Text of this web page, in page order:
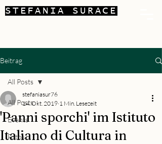
STEFANIA SURACE
Beitrag
All Posts
Events
Fotos
All Posts
'Panni sporchi' im Istituto
Italiano di Cultura in
stefaniasur76
14. Okt. 2019 1 Min. Lesezeit